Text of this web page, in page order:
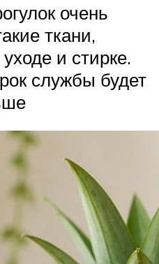
очень
ткани,
и стирке.
службы будет